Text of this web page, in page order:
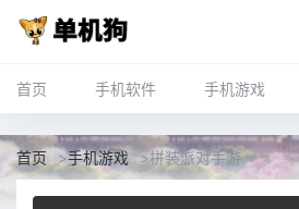
首页 手机软件 手机游戏
首页 >手机游戏 >拼装派对手游